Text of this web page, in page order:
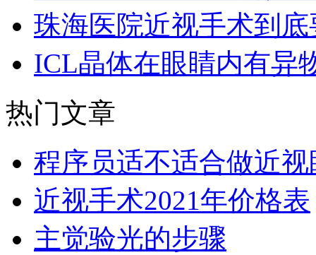
珠海医院近视手术到
ICL晶体在眼睛内有异
热门文章
程序员适不适合做近视
近视手术2021年价格表
主觉验光的步骤